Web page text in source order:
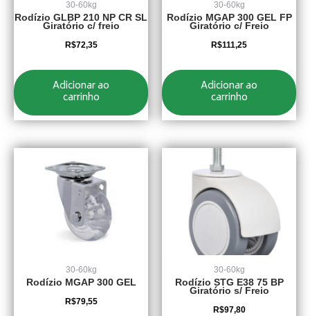
30-60kg
Rodízio GLBP 210 NP CR SL
Giratório c/ freio
R$72,35
Adicionar ao
carrinho
30-60kg
Rodízio MGAP 300 GEL FP
Giratório c/ Freio
R$111,25
Adicionar ao
carrinho
30-60kg
Rodízio MGAP 300 GEL
R$79,55
30-60kg
Rodízio STG E38 75 BP
Giratório s/ Freio
R$97,80